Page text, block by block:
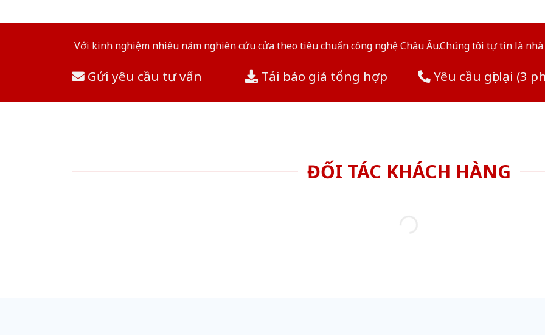
Với kinh nghiệm nhiêu năm nghiên cứu cửa theo tiêu chuẩn công nghệ Châu Âu.Chúng tôi tự tin là
Gửi yêu cầu tư vấn Tải báo giá tổng hợp Yêu cầu gọi lại (3
ĐỐI TÁC KHÁCH HÀNG